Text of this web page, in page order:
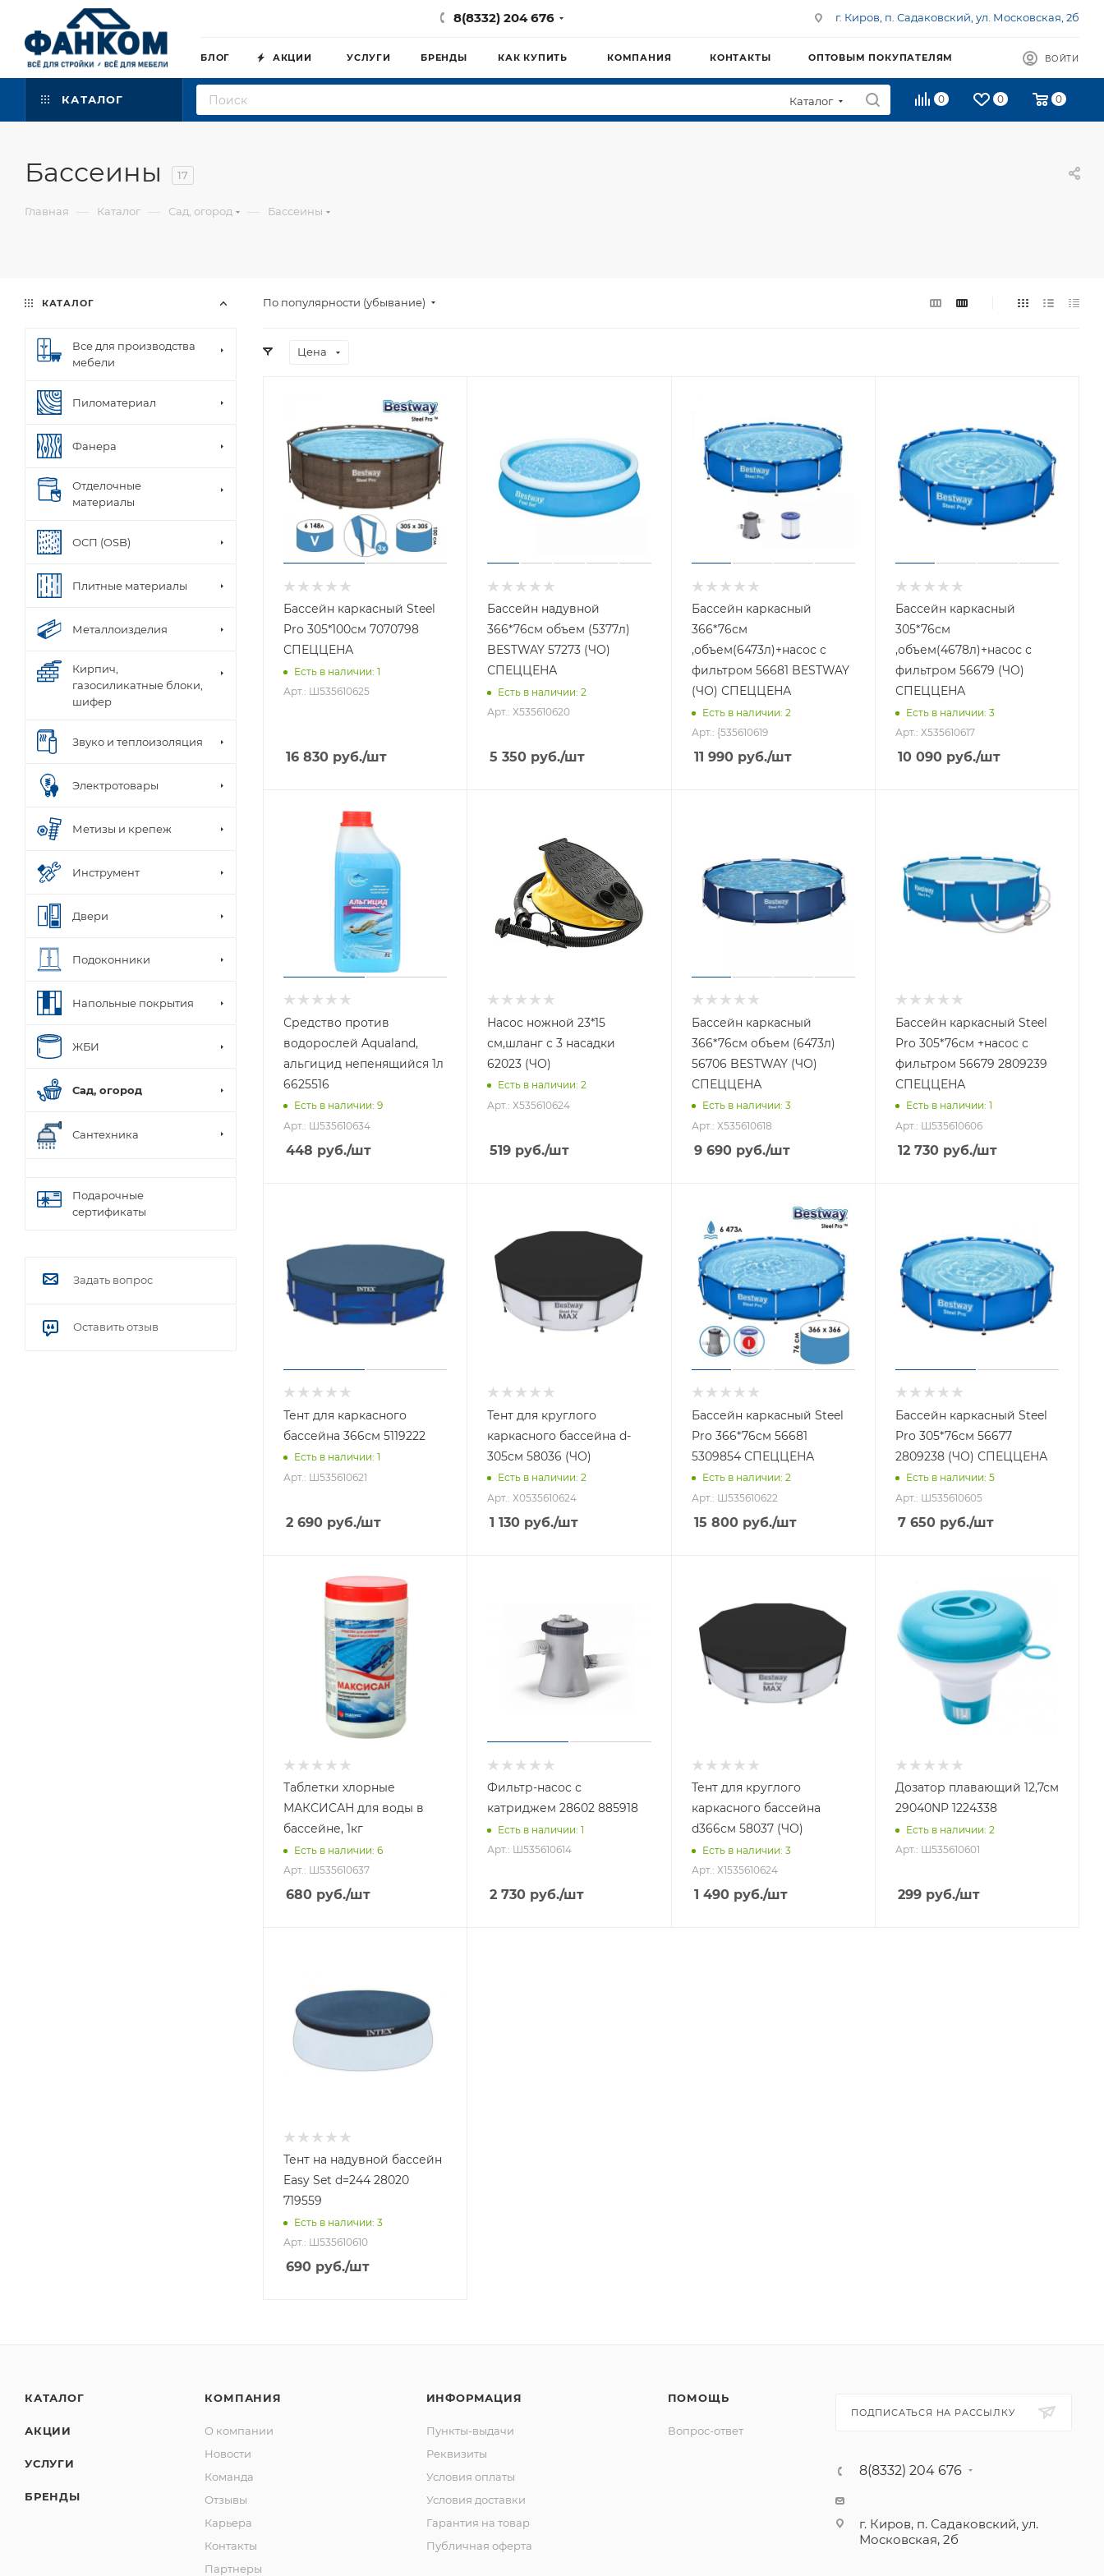
8(8332) 204 676 г. Киров, п. Садаковский, ул. Московская, 2б
БЛОГ АКЦИИ УСЛУГИ БРЕНДЫ КАК КУПИТЬ КОМПАНИЯ КОНТАКТЫ ОПТОВЫМ ПОКУПАТЕЛЯМ ВОЙТИ
КАТАЛОГ Каталог 0 0 0
Бассеины 17
Главная — Каталог — Сад, огород — Бассеины
По популярности (убывание)
Цена
Бассейн каркасный Steel
Pro 305*100см 7070798
СПЕЦЦЕНА
Есть в наличии: 1
Арт.: Ш535610625
16 830 руб./шт
Бассейн надувной
366*76см объем (5377л)
BESTWAY 57273 (ЧО)
СПЕЦЦЕНА
Есть в наличии: 2
Арт.: Х535610620
5 350 руб./шт
Бассейн каркасный
366*76см
,объем(6473л)+насос с
фильтром 56681 BESTWAY
(ЧО) СПЕЦЦЕНА
Есть в наличии: 2
Арт.: {535610619
11 990руб./шт
Бассейн каркасный
305*76см
,объем(4678л)+насос с
фильтром 56679 (ЧО)
СПЕЦЦЕНА
Есть в наличии: 3
Арт.: Х535610617
10 090руб./шт
Средство против
водорослей Aqualand,
альгицид непенящийся 1л
6625516
Есть в наличии: 9
Арт.: Ш535610634
448 руб./шт
Насос ножной 23*15
см,шланг с 3 насадки
62023 (ЧО)
Есть в наличии: 2
Арт.: Х535610624
519 руб./шт
Бассейн каркасный
366*76см объем (6473л)
56706 BESTWAY (ЧО)
СПЕЦЦЕНА
Есть в наличии: 3
Арт.: Х535610618
9 690руб./шт
Бассейн каркасный Steel
Pro 305*76см +насос с
фильтром 56679 2809239
СПЕЦЦЕНА
Есть в наличии: 1
Арт.: Ш535610606
12 730руб./шт
Тент для каркасного
бассейна 366см 5119222
Есть в наличии: 1
Арт.: Ш535610621
2 690 руб./шт
Тент для круглого
каркасного бассейна d-
305см 58036 (ЧО)
Есть в наличии: 2
Арт.: Х0535610624
1 130 руб./шт
Бассейн каркасный Steel
Pro 366*76см 56681
5309854 СПЕЦЦЕНА
Есть в наличии: 2
Арт.: Ш535610622
15 800руб./шт
Бассейн каркасный Steel
Pro 305*76см 56677
2809238 (ЧО) СПЕЦЦЕНА
Есть в наличии: 5
Арт.: Ш535610605
7 650руб./шт
Таблетки хлорные
МАКСИСАН для воды в
бассейне, 1кг
Есть в наличии: 6
Арт.: Ш535610637
680 руб./шт
Фильтр-насос с
катриджем 28602 885918
Есть в наличии: 1
Арт.: Ш535610614
2 730 руб./шт
Тент для круглого
каркасного бассейна
d366см 58037 (ЧО)
Есть в наличии: 3
Арт.: Х1535610624
1 490руб./шт
Дозатор плавающий 12,7см
29040NP 1224338
Есть в наличии: 2
Арт.: Ш535610601
299руб./шт
Тент на надувной бассейн
Easy Set d=244 28020
719559
Есть в наличии: 3
Арт.: Ш535610610
690 руб./шт
КАТАЛОГ
Все для производства
мебели
Пиломатериал
Фанера
Отделочные
материалы
ОСП (OSB)
Плитные материалы
Металлоизделия
Кирпич,
газосиликатные блоки,
шифер
Звуко и теплоизоляция
Электротовары
Метизы и крепеж
Инструмент
Двери
Подоконники
Напольные покрытия
ЖБИ
Сад, огород
Сантехника
Подарочные
сертификаты
Задать вопрос
Оставить отзыв
КАТАЛОГ
АКЦИИ
УСЛУГИ
БРЕНДЫ
КОМПАНИЯ
О компании
Новости
Команда
Отзывы
Карьера
Контакты
Партнеры
ИНФОРМАЦИЯ
Пункты-выдачи
Реквизиты
Условия оплаты
Условия доставки
Гарантия на товар
Публичная оферта
ПОМОЩЬ
Вопрос-ответ
ПОДПИСАТЬСЯ НА РАССЫЛКУ
8(8332) 204 676
г. Киров, п. Садаковский, ул.
Московская, 2б